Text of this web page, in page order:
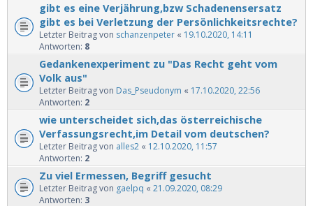
gibt es eine Verjährung,bzw Schadenensersatz
gibt es bei Verletzung der Persönlichkeitsrechte?
Letzter Beitrag von schanzenpeter « 19.10.2020, 14:11
Antworten: 8
Gedankenexperiment zu "Das Recht geht vom
Volk aus"
Letzter Beitrag von Das_Pseudonym « 17.10.2020, 22:56
Antworten: 2
wie unterscheidet sich,das österreichische
Verfassungsrecht,im Detail vom deutschen?
Letzter Beitrag von alles2 « 12.10.2020, 11:57
Antworten: 2
Zu viel Ermessen, Begriff gesucht
Letzter Beitrag von gaelpq « 21.09.2020, 08:29
Antworten: 3